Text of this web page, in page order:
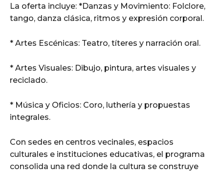
La oferta incluye: *Danzas y Movimiento: Folclore,
tango, danza clásica, ritmos y expresión corporal.
* Artes Escénicas: Teatro, títeres y narración oral.
* Artes Visuales: Dibujo, pintura, artes visuales y
reciclado.
* Música y Oficios: Coro, luthería y propuestas
integrales.
Con sedes en centros vecinales, espacios
culturales e instituciones educativas, el programa
consolida una red donde la cultura se construye